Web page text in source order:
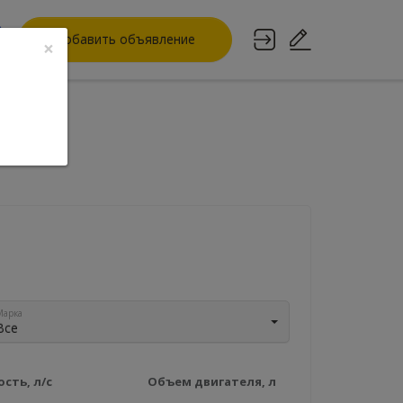
Добавить объявление
л/с Объем двигателя, л
×